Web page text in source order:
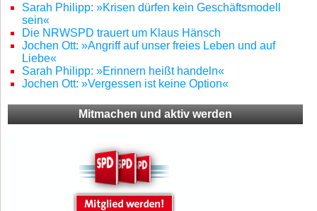
Sarah Philipp: »Krisen dürfen kein Geschäftsmodell
sein«
Die NRWSPD trauert um Klaus Hänsch
Jochen Ott: »Angriff auf unser freies Leben und auf
Liebe«
Sarah Philipp: »Erinnern heißt handeln«
Jochen Ott: »Vergessen ist keine Option«
Mitmachen und aktiv werden